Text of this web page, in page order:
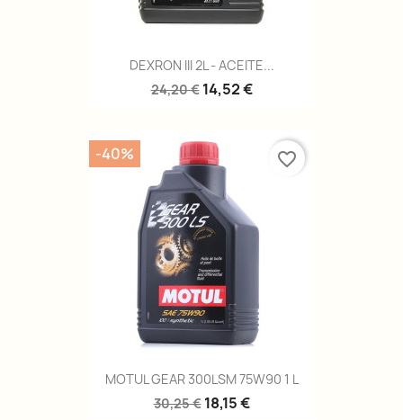
DEXRON III 2L - ACEITE...
24,20 € 14,52 €
MOTUL GEAR 300LSM 75W90 1 L
30,25 € 18,15 €
-40% favorite_border